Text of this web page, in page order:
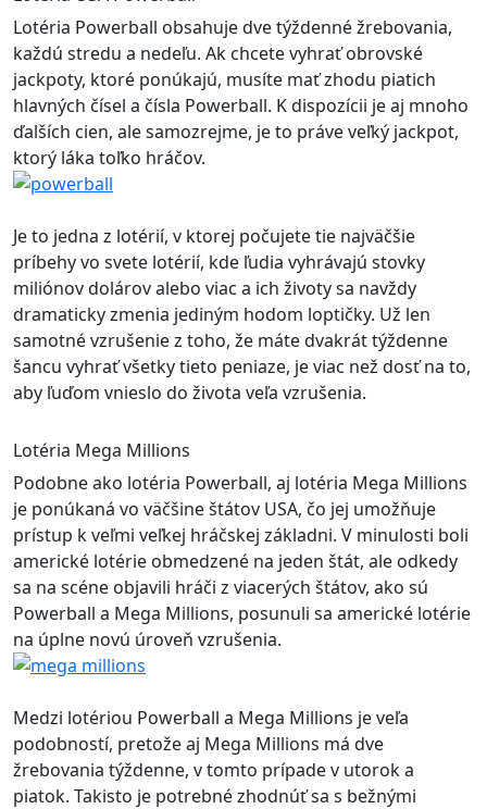
Lotéria Powerball obsahuje dve týždenné žrebovania,
každú stredu a nedeľu. Ak chcete vyhrať obrovské
jackpoty, ktoré ponúkajú, musíte mať zhodu piatich
hlavných čísel a čísla Powerball. K dispozícii je aj mnoho
ďalších cien, ale samozrejme, je to práve veľký jackpot,
ktorý láka toľko hráčov.
Je to jedna z lotérií, v ktorej počujete tie najväčšie
príbehy vo svete lotérií, kde ľudia vyhrávajú stovky
miliónov dolárov alebo viac a ich životy sa navždy
dramaticky zmenia jediným hodom loptičky. Už len
samotné vzrušenie z toho, že máte dvakrát týždenne
šancu vyhrať všetky tieto peniaze, je viac než dosť na to,
aby ľuďom vnieslo do života veľa vzrušenia.
Lotéria Mega Millions
Podobne ako lotéria Powerball, aj lotéria Mega Millions
je ponúkaná vo väčšine štátov USA, čo jej umožňuje
prístup k veľmi veľkej hráčskej základni. V minulosti boli
americké lotérie obmedzené na jeden štát, ale odkedy
sa na scéne objavili hráči z viacerých štátov, ako sú
Powerball a Mega Millions, posunuli sa americké lotérie
na úplne novú úroveň vzrušenia.
Medzi lotériou Powerball a Mega Millions je veľa
podobností, pretože aj Mega Millions má dve
žrebovania týždenne, v tomto prípade v utorok a
piatok. Takisto je potrebné zhodnúť sa s bežnými